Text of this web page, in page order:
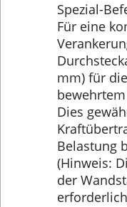
Spezial-
Für eine
mm) für
Dies
Belastung
(Hinweis:
der